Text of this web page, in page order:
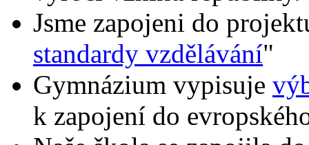
Jsme zapojeni do
standardy vzdělávání"
Gymnázium vypisuje
k zapojení do